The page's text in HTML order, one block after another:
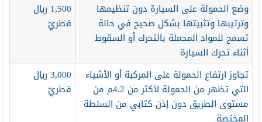
وضع الحمولة على السيارة دون تنظيمها
وترتيبها وتثبيتها بشكل صحيح في حالة
تسمح للمواد المحملة بالتحرك أو السقوط
أثناء تحرك السيارة
1,500 ريال
قطريّ
تجاوز ارتفاع الحمولة على المركبة أو الأشياء
التي تظهر من الحمولة لأكثر من 4.2م من
مستوى الطريق دون إذن كتابي من السلطة
المختصة
3,000 ريال
قطريّ